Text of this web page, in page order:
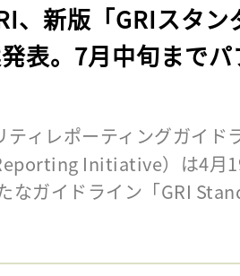
、新版「GRIスタン
表。7月中旬まで
ィレポーティングガイド
Initiative）は4月
なガイドライン「GRI